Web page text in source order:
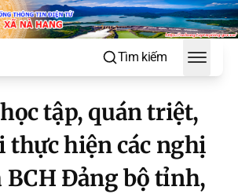
Tìm kiếm
Toggle
tập, quán triệt,
thực hiện các nghị
BCH Đảng bộ tỉnh,